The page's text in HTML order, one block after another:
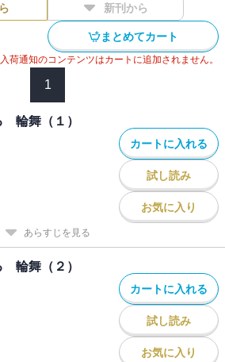
新刊から
まとめてカート
荷通知のコンテンツはカートに追加されません。
1
輪舞（１）
カートに入れる
試し読み
お気に入り
あらすじを見る
輪舞（２）
カートに入れる
試し読み
お気に入り